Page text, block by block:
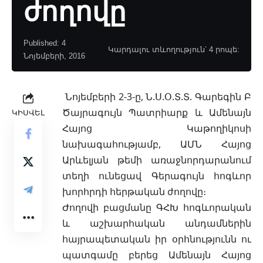
ժողովը
Published: 4
Նոյեմբերի, 2016
Կարդալու տևողություն՝ 4 րոպե:
ԿԻՍՎԵԼ
Նոյեմբերի 2-3-ը, Ն.Ս.Օ.Տ.Տ. Գարեգին Բ
Ծայրագույն Պատրիարք և Ամենայն
Հայոց Կաթողիկոսի
նախագահությամբ, ԱՄՆ Հայոց
Արևելյան թեմի առաջնորդարանում
տեղի ունեցավ Գերագույն հոգևոր
խորհրդի հերթական ժողովը։
Ժողովի բացմանը ԳՀԽ հոգևորական
և աշխարհական անդամներին
հայրապետական իր օրհնությունն ու
պատգամը բերեց Ամենայն Հայոց